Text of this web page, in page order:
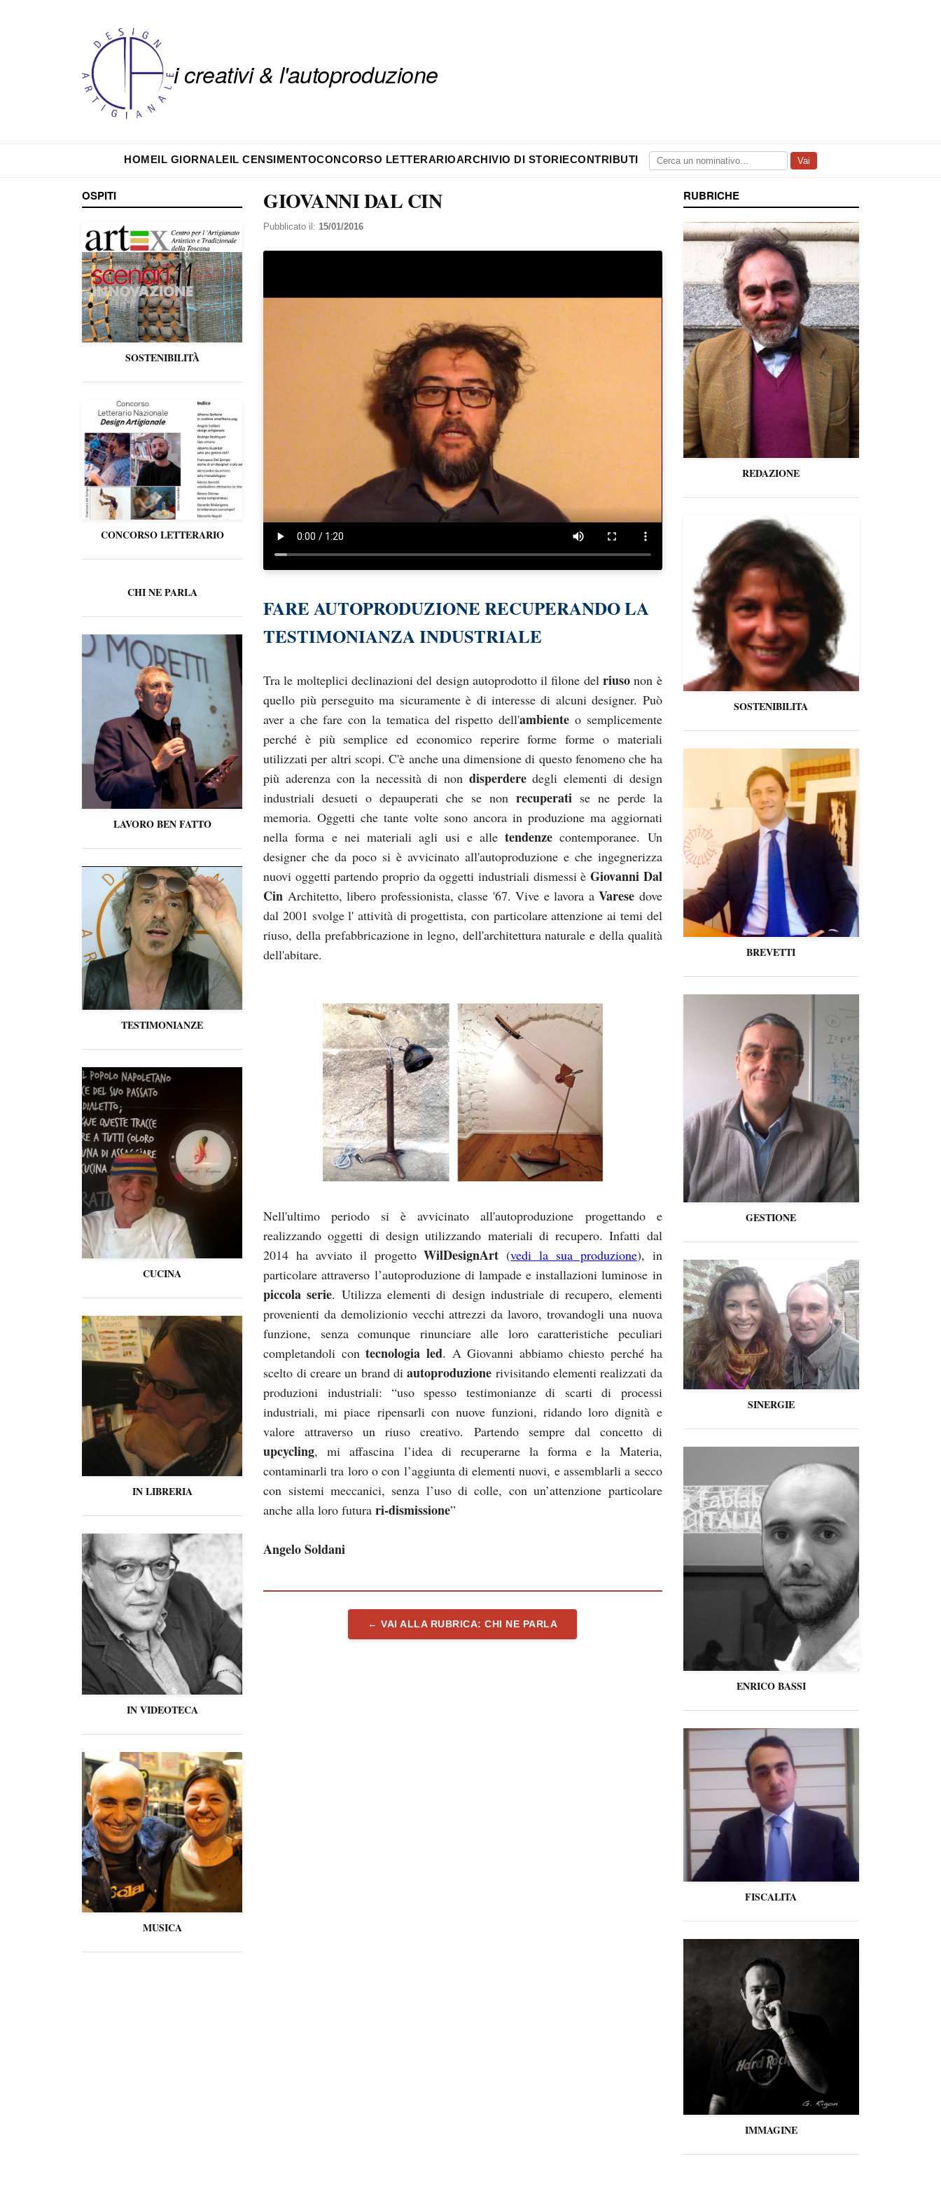
i creativi & l'autoproduzione
HOMEIL GIORNALEIL CENSIMENTOCONCORSO LETTERARIOARCHIVIO DI STORIECONTRIBUTI Vai
OSPITI
SOSTENIBILITÀ
CONCORSO LETTERARIO
CHI NE PARLA
LAVORO BEN FATTO
TESTIMONIANZE
CUCINA
IN LIBRERIA
IN VIDEOTECA
MUSICA
GIOVANNI DAL CIN
Pubblicato il:15/01/2016
FARE AUTOPRODUZIONE RECUPERANDO LA
TESTIMONIANZA INDUSTRIALE
Tra le molteplici declinazioni del design autoprodotto il filone delriuso non è
quello più perseguito ma sicuramente è di interesse di alcuni designer. Può
aver a che fare con la tematica del rispetto dell'ambiente o semplicemente
perché è più semplice ed economico reperire forme forme o materiali
utilizzati per altri scopi. C'è anche una dimensione di questo fenomeno che ha
più aderenza con la necessità di non disperderedegli elementi di design
industriali desueti o depauperati che se non recuperati se ne perde la
memoria. Oggetti che tante volte sono ancora in produzione ma aggiornati
nella forma e nei materiali agli usi e alletendenze contemporanee. Un
designer che da poco si è avvicinato all'autoproduzione e che ingegnerizza
nuovi oggetti partendo proprio da oggetti industriali dismessi è Giovanni Dal
Cin Architetto, libero professionista, classe '67. Vive e lavora aVarese dove
dal 2001 svolge l' attività di progettista, con particolare attenzione ai temi del
riuso, della prefabbricazione in legno, dell'architettura naturale e della qualità
dell'abitare.
Nell'ultimo periodo si è avvicinato all'autoproduzione progettando e
realizzando oggetti di design utilizzando materiali di recupero. Infatti dal
2014 ha avviato il progettoWilDesignArt (vedi la sua produzione), in
particolare attraverso l’autoproduzione di lampade e installazioni luminose in
piccola serie. Utilizza elementi di design industriale di recupero, elementi
provenienti da demolizionio vecchi attrezzi da lavoro, trovandogli una nuova
funzione, senza comunque rinunciare alle loro caratteristiche peculiari
completandoli contecnologia led. A Giovanni abbiamo chiesto perché ha
scelto di creare un brand diautoproduzione rivisitando elementi realizzati da
produzioni industriali: “uso spesso testimonianze di scarti di processi
industriali, mi piace ripensarli con nuove funzioni, ridando loro dignità e
valore attraverso un riuso creativo. Partendo sempre dal concetto di
upcycling, mi affascina l’idea di recuperarne la forma e la Materia,
contaminarli tra loro o con l’aggiunta di elementi nuovi, e assemblarli a secco
con sistemi meccanici, senza l’uso di colle, con un’attenzione particolare
anche alla loro futurari-dismissione”
Angelo Soldani
← VAI ALLA RUBRICA: CHI NE PARLA
RUBRICHE
REDAZIONE
SOSTENIBILITA
BREVETTI
GESTIONE
SINERGIE
ENRICO BASSI
FISCALITA
IMMAGINE